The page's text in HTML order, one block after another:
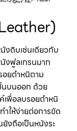
ดิบเช่นเดียวกับ
งฟูลเกรนมาก
ยตำหนิตาม
นบนออก ด้วย
เพื่อลบรอยตำหนิ
ให้ง่ายต่อการขัด
งถือเป็นหนังระ